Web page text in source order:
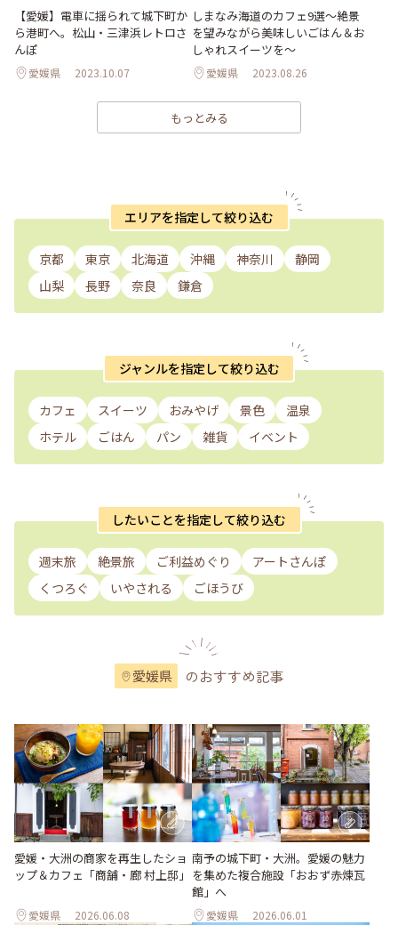
【愛媛】電車に揺られて城下町か
ら港町へ。松山・三津浜レトロさ
んぽ
愛媛県 2023.10.07
しまなみ海道のカフェ9選〜絶景
を望みながら美味しいごはん＆お
しゃれスイーツを〜
愛媛県 2023.08.26
もっとみる
エリアを指定して絞り込む
京都 東京 北海道 沖縄 神奈川
静岡
山梨
長野 奈良 鎌倉
ジャンルを指定して絞り込む
カフェ スイーツ おみやげ 景色
温泉
ホテル
ごはん パン 雑貨 イベント
したいことを指定して絞り込む
週末旅 絶景旅 ご利益めぐり
アートさんぽ
くつろぐ
いやされる ごほうび
愛媛県 のおすすめ記事
愛媛・大洲の商家を再生したショ
ップ＆カフェ「商舗・廊 村上邸」
愛媛県 2026.06.08
南予の城下町・大洲。愛媛の魅力
を集めた複合施設「おおず赤煉瓦
館」へ
愛媛県 2026.06.01